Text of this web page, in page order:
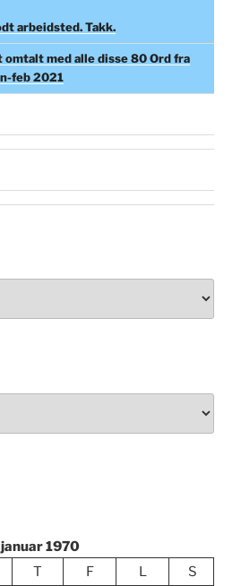
arbeidsted. Takk.
omtalt med alle disse 80 Ord fra
feb 2021
januar 1970
T F L
S